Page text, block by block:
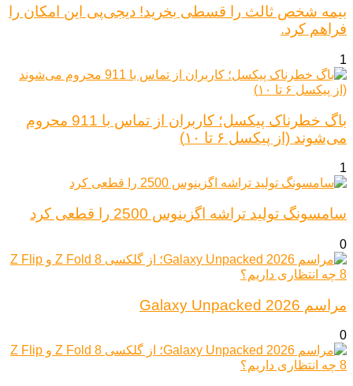
بیمه شخص ثالث را قسطی بخرید! دیجی‌پی این امکان را
فراهم کرد.
1
باگ خطرناک پیکسل؛ کاربران از تماس با 911 محروم
می‌شوند (از پیکسل ۶ تا ۱۰)
1
سامسونگ تولید تراشه اگزینوس 2500 را قطعی کرد
0
مراسم Galaxy Unpacked 2026
0